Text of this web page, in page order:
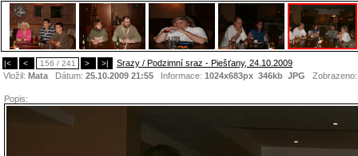
|< < 156 / 241 > >|
Srazy / Podzimní sraz - Piešťany, 24.10.2009
Vložil: Mata Dátum: 25.10.2009 21:55 Informace: 1024x683px 346kb JPG
Popis: